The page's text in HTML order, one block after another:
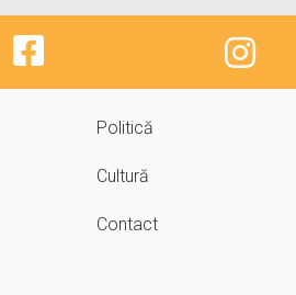
Politică
Cultură
Contact